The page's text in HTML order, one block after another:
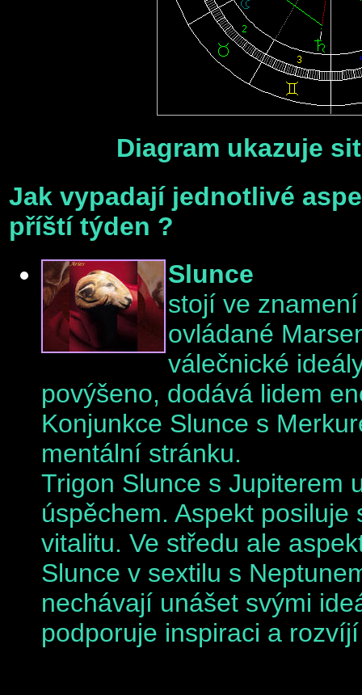
Diagram ukazuje
Jak vypadají jednotlivé
příští týden ?
Slunce
stojí ve
ovládané
válečnické
povýšeno, dodává lidem
Konjunkce Slunce s
mentální stránku.
Trigon Slunce s Jupiterem
úspěchem. Aspekt
vitalitu. Ve středu ale
Slunce v sextilu s
nechávají unášet svými
podporuje inspiraci a